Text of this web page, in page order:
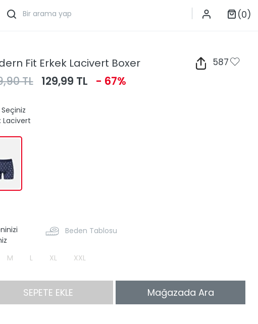
(0)
Fit Erkek Lacivert Boxer 587
TL 129,99 TL - 67%
Lacivert
Beden Tablosu
M L XL XXL
SEPETE EKLE Mağazada Ara